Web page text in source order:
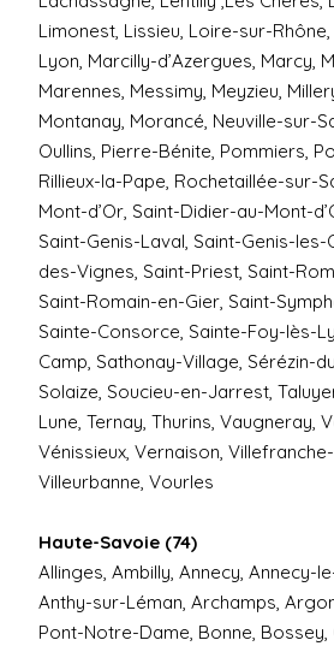
Limonest, Lissieu, Loire-sur-
Lyon, Marcilly-d’Azergues, Marcy,
Marennes, Messimy, Meyzieu,
Montanay, Morancé, Neuville-sur-
Oullins, Pierre-Bénite, Pommiers,
Rillieux-la-Pape, Rochetaillée-sur-
Mont-d’Or, Saint-Didier-au-Mont-
Saint-Genis-Laval, Saint-Genis-
des-Vignes, Saint-Priest, Saint-
Saint-Romain-en-Gier, Saint-
Sainte-Consorce, Sainte-Foy-lès-
Camp, Sathonay-Village, Sérézin-
Solaize, Soucieu-en-Jarrest,
Lune, Ternay, Thurins, Vaugneray,
Vénissieux, Vernaison,
Villeurbanne, Vourles
Haute-Savoie (74)
Allinges, Ambilly, Annecy, Annecy-
Anthy-sur-Léman, Archamps,
Pont-Notre-Dame, Bonne, Bossey,